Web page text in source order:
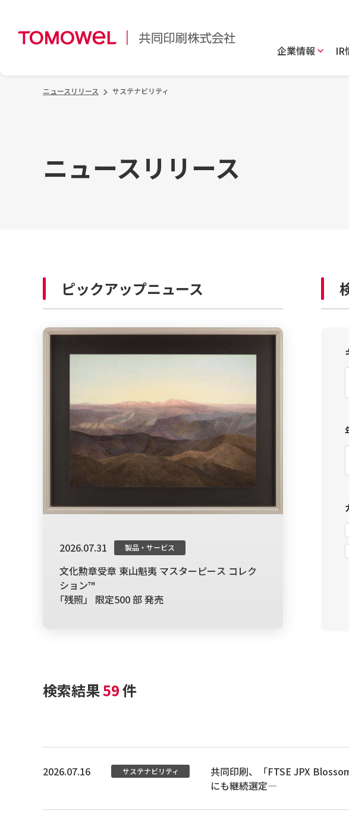
企業情報 IR
ニュースリリース サステナビリティ
ニュースリリース
ピックアップニュース
2026.07.31 製品・サービス
文化勲章受章 東山魁夷 マスターピース コレク
ション™
｢残照」 限定500 部 発売
検索結果59件
2026.07.16 サステナビリティ
共同印刷、「FTSE JPX
にも継続選定―